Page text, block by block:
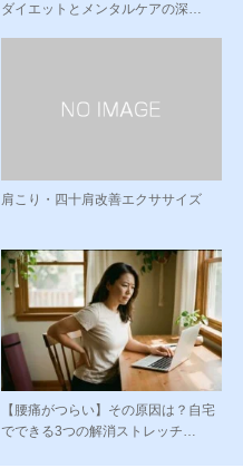
ダイエットとメンタルケアの深…
肩こり・四十肩改善エクササイズ
【腰痛がつらい】その原因は？自宅
でできる3つの解消ストレッチ…